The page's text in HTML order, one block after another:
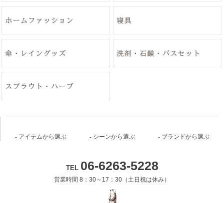
アイテムから選ぶ シーンから選ぶ ブランドから選ぶ
TEL 06-6263-5228
営業時間 8：30～17：30（土日祝は休み）